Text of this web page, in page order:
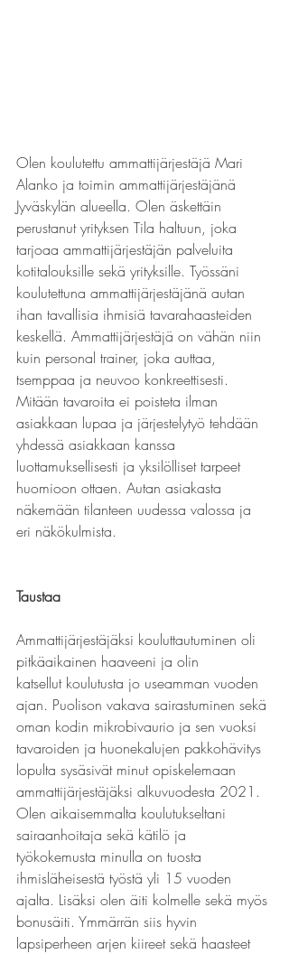
Olen koulutettu ammattijärjestäjä Mari
Alanko ja toimin ammattijärjestäjänä
Jyväskylän alueella. Olen äskettäin
perustanut yrityksen Tila haltuun, joka
tarjoaa ammattijärjestäjän palveluita
kotitalouksille sekä yrityksille. Työssäni
koulutettuna ammattijärjestäjänä autan
ihan tavallisia ihmisiä tavarahaasteiden
keskellä. Ammattijärjestäjä on vähän niin
kuin personal trainer, joka auttaa,
tsemppaa ja neuvoo konkreettisesti.
Mitään tavaroita ei poisteta ilman
asiakkaan lupaa ja järjestelytyö tehdään
yhdessä asiakkaan kanssa
luottamuksellisesti ja yksilölliset tarpeet
huomioon ottaen. Autan asiakasta
näkemään tilanteen uudessa valossa ja
eri näkökulmista.
Taustaa
Ammattijärjestäjäksi kouluttautuminen oli
pitkäaikainen haaveeni ja olin
katsellut koulutusta jo useamman vuoden
ajan. Puolison vakava sairastuminen sekä
oman kodin mikrobivaurio ja sen vuoksi
tavaroiden ja huonekalujen pakkohävitys
lopulta sysäsivät minut opiskelemaan
ammattijärjestäjäksi alkuvuodesta 2021.
Olen aikaisemmalta koulutukseltani
sairaanhoitaja sekä kätilö ja
työkokemusta minulla on tuosta
ihmisläheisestä työstä yli 15 vuoden
ajalta. Lisäksi olen äiti kolmelle sekä myös
bonusäiti. Ymmärrän siis hyvin
lapsiperheen arjen kiireet sekä haasteet